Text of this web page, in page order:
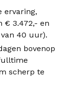
met ons
je dat
hij recht
en CAO
ervaring,
€ 3.472,- en
40 uur).
bovenop
scherp te